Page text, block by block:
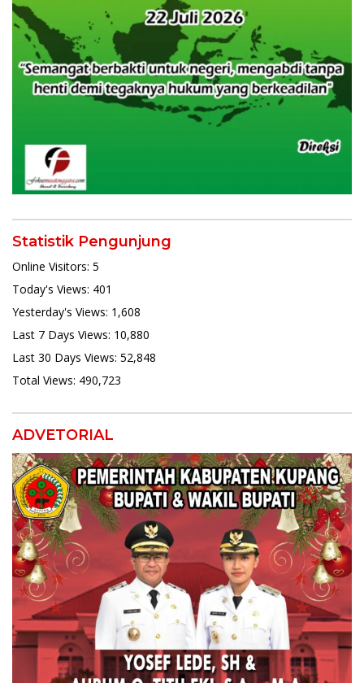
Statistik Pengunjung
Online Visitors: 5
Today's Views: 401
Yesterday's Views: 1,608
Last 7 Days Views: 10,880
Last 30 Days Views: 52,848
Total Views: 490,723
ADVETORIAL